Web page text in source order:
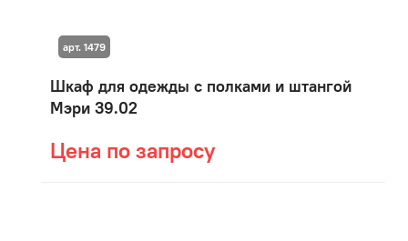
Шкаф для одежды с полками и штангой
Мэри 39.02
Цена по запросу
арт. 1479